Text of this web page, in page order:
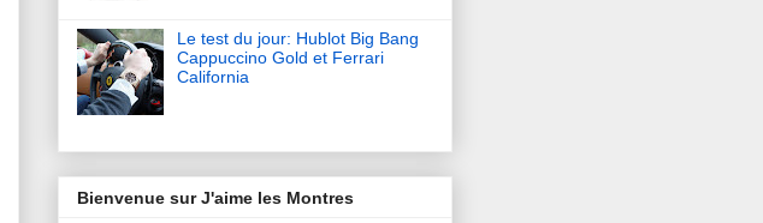
Le test du jour: Hublot Big Bang
Cappuccino Gold et Ferrari
California
Bienvenue sur J'aime les Montres